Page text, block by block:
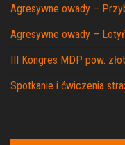
Agresywne owady –
Agresywne owady –
III Kongres MDP pow.
Spotkanie i ćwiczenia